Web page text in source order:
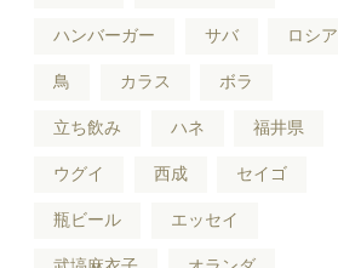
ハンバーガー サバ ロシア
鳥 カラス ボラ
立ち飲み ハネ 福井県
ウグイ 西成 セイゴ
瓶ビール エッセイ